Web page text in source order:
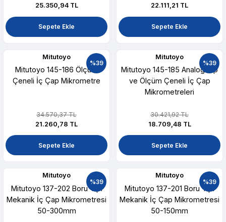
25.350,94 TL
Sepete Ekle
22.111,21 TL
Sepete Ekle
%39
Mitutoyo
Mitutoyo 145-186 Ölçüm
Çeneli İç Çap Mikrometre
34.570,37 TL
21.260,78 TL
Sepete Ekle
%39
Mitutoyo
Mitutoyo 145-185 Analog Tip
ve Ölçüm Çeneli İç Çap
Mikrometreleri
30.421,92 TL
18.709,48 TL
Sepete Ekle
%39
Mitutoyo
Mitutoyo 137-202 Boru Tipi
Mekanik İç Çap Mikrometresi
50-300mm
%39
Mitutoyo
Mitutoyo 137-201 Boru Tipi
Mekanik İç Çap Mikrometresi
50-150mm